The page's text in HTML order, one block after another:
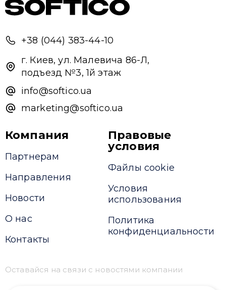
+38 (044) 383-44-10
г. Киев, ул. Малевича 86-Л,
подъезд №3, 1й этаж
info@softico.ua
marketing@softico.ua
Компания
Партнерам
Направления
Новости
О нас
Контакты
Правовые
условия
Файлы cookie
Условия
использования
Политика
конфиденциальности
Оставайся на связи с новостями компании